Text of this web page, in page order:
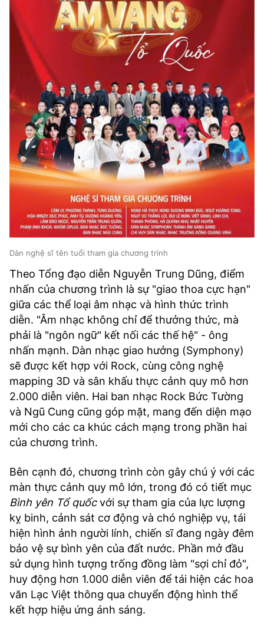
Dàn nghệ sĩ tên tuổi tham gia chương trình
Theo Tổng đạo diễn Nguyễn Trung Dũng, điểm
nhấn của chương trình là sự "giao thoa cực hạn"
giữa các thể loại âm nhạc và hình thức trình
diễn. "Âm nhạc không chỉ để thưởng thức, mà
phải là "ngôn ngữ" kết nối các thế hệ" - ông
nhấn mạnh. Dàn nhạc giao hưởng (Symphony)
sẽ được kết hợp với Rock, cùng công nghệ
mapping 3D và sân khấu thực cảnh quy mô hơn
2.000 diễn viên. Hai ban nhạc Rock Bức Tường
và Ngũ Cung cũng góp mặt, mang đến diện mạo
mới cho các ca khúc cách mạng trong phần hai
của chương trình.
Bên cạnh đó, chương trình còn gây chú ý với các
màn thực cảnh quy mô lớn, trong đó có tiết mục
Bình yên Tổ quốcvới sự tham gia của lực lượng
kỵ binh, cảnh sát cơ động và chó nghiệp vụ, tái
hiện hình ảnh người lính, chiến sĩ đang ngày đêm
bảo vệ sự bình yên của đất nước. Phần mở đầu
sử dụng hình tượng trống đồng làm "sợi chỉ đỏ",
huy động hơn 1.000 diễn viên để tái hiện các hoa
văn Lạc Việt thông qua chuyển động hình thể
kết hợp hiệu ứng ánh sáng.